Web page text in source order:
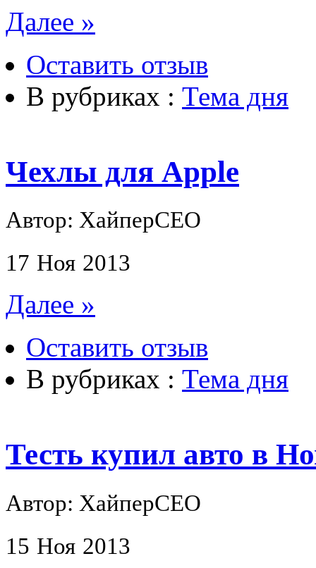
Далее »
Оставить отзыв
В рубриках : Тема дня
Чехлы для Apple
Автор: ХайперСЕО
17 Ноя 2013
Далее »
Оставить отзыв
В рубриках : Тема дня
Тесть купил авто в
Автор: ХайперСЕО
15 Ноя 2013